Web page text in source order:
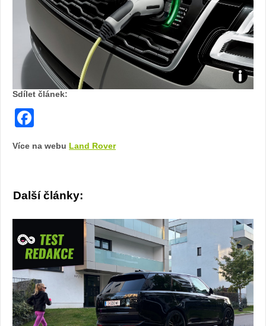
Zdroj:
Sdílet článek:
Více na webu Land Rover
Další články: